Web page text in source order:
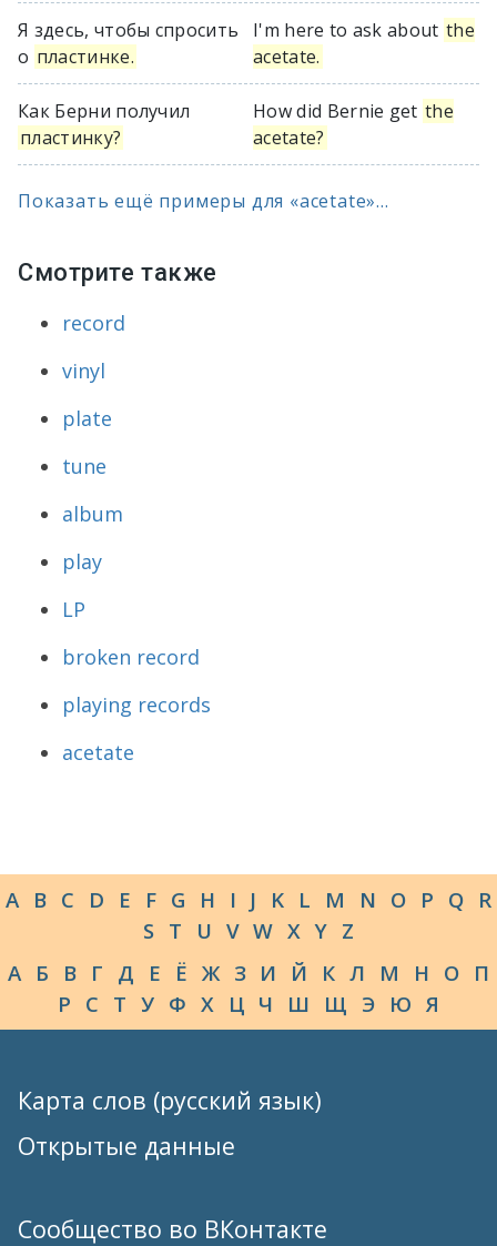
Я здесь, чтобы спросить
о пластинке.
I'm here to ask about the
acetate.
Как Берни получил
пластинку?
How did Bernie get the
acetate?
Показать ещё примеры для «acetate»...
Смотрите также
record
vinyl
plate
tune
album
play
LP
broken record
playing records
acetate
A B C D E F G H I J K L M N O P Q R
S T U V W X Y Z
А Б В Г Д Е Ё Ж З И Й К Л М Н О П
Р С Т У Ф Х Ц Ч Ш Щ Э Ю Я
Карта слов (русский язык)
Открытые данные
Сообщество во ВКонтакте